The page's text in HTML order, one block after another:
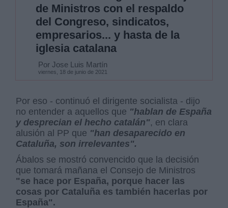
de Ministros con el respaldo
del Congreso, sindicatos,
empresarios... y hasta de la
iglesia catalana
Por Jose Luis Martín
viernes, 18 de junio de 2021
Por eso - continuó el dirigente socialista - dijo
no entender a aquellos que "hablan de España
y desprecian el hecho catalán", en clara
alusión al PP que "han desaparecido en
Cataluña, son irrelevantes".
Ábalos se mostró convencido que la decisión
que tomará mañana el Consejo de Ministros
"se hace por España, porque hacer las
cosas por Cataluña es también hacerlas por
España".